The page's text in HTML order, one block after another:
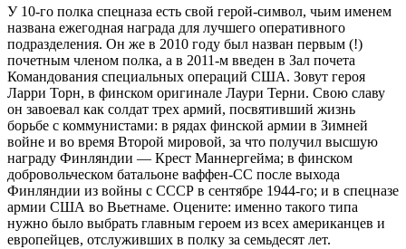
У 10-го полка спецназа есть свой герой-символ, чьим именем
названа ежегодная награда для лучшего оперативного
подразделения. Он же в 2010 году был назван первым (!)
почетным членом полка, а в 2011-м введен в Зал почета
Командования специальных операций США. Зовут героя
Ларри Торн, в финском оригинале Лаури Терни. Свою славу
он завоевал как солдат трех армий, посвятивший жизнь
борьбе с коммунистами: в рядах финской армии в Зимней
войне и во время Второй мировой, за что получил высшую
награду Финляндии — Крест Маннергейма; в финском
добровольческом батальоне ваффен-СС после выхода
Финляндии из войны с СССР в сентябре 1944-го; и в спецназе
армии США во Вьетнаме. Оцените: именно такого типа
нужно было выбрать главным героем из всех американцев и
европейцев, отслуживших в полку за семьдесят лет.